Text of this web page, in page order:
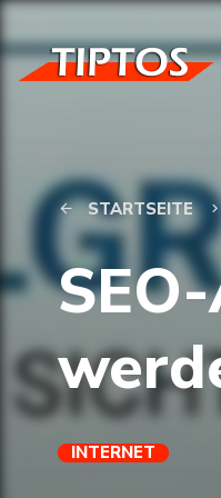
arrow_back STARTSEITE keyboard_arrow_right
INTERNET